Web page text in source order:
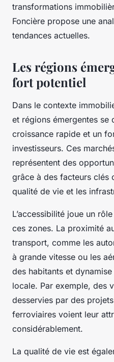
transformations
Foncière propose une
tendances actuelles.
Les régions
fort potentiel
Dans le contexte
et régions émergentes se
croissance rapide et un
investisseurs. Ces
représentent des
grâce à des facteurs clés
qualité de vie et les
L’accessibilité joue un
ces zones. La proximité
transport, comme les
à grande vitesse ou les
des habitants et
locale. Par exemple, des
desservies par des
ferroviaires voient leur
considérablement.
La qualité de vie est